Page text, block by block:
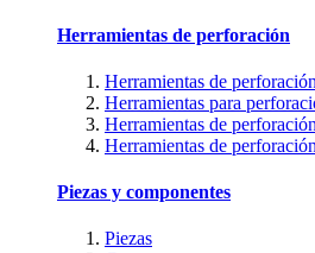
Herramientas de perforación
Herramientas de
Herramientas para
Herramientas de
Herramientas de
Piezas y componentes
Piezas